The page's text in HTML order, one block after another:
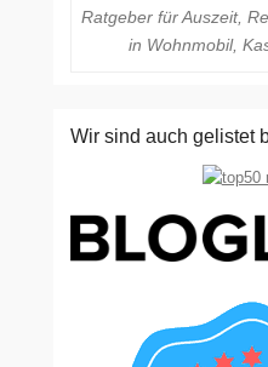
Ratgeber für Auszeit,
in Wohnmobil,
Wir sind auch gelistet